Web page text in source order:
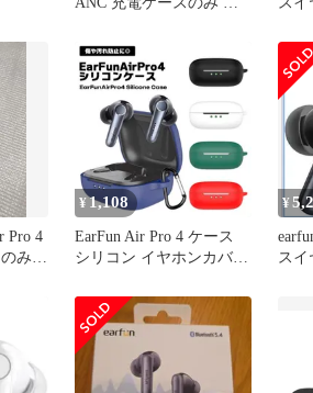
Pro 4
み
¥1,108
EarFun Air Pro 4 ケース
シリコン イヤホンカバー
り止め 軽量 薄型 フィッ
ト 落下防止 ストラップ
ホー ... _c
¥
スイ